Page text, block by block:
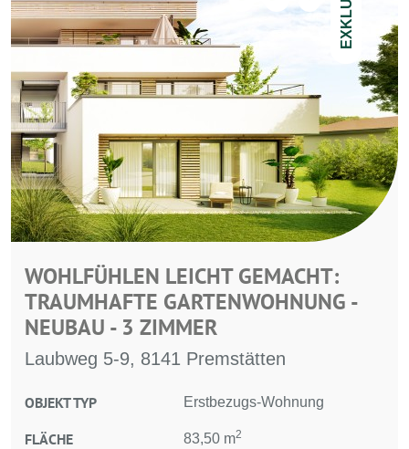
WOHLFÜHLEN LEICHT GEMACHT:
TRAUMHAFTE GARTENWOHNUNG -
NEUBAU - 3 ZIMMER
Laubweg 5-9, 8141 Premstätten
OBJEKT TYP Erstbezugs-Wohnung
FLÄCHE 83,50 m2